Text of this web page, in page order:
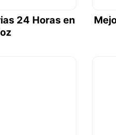
24 Horas en